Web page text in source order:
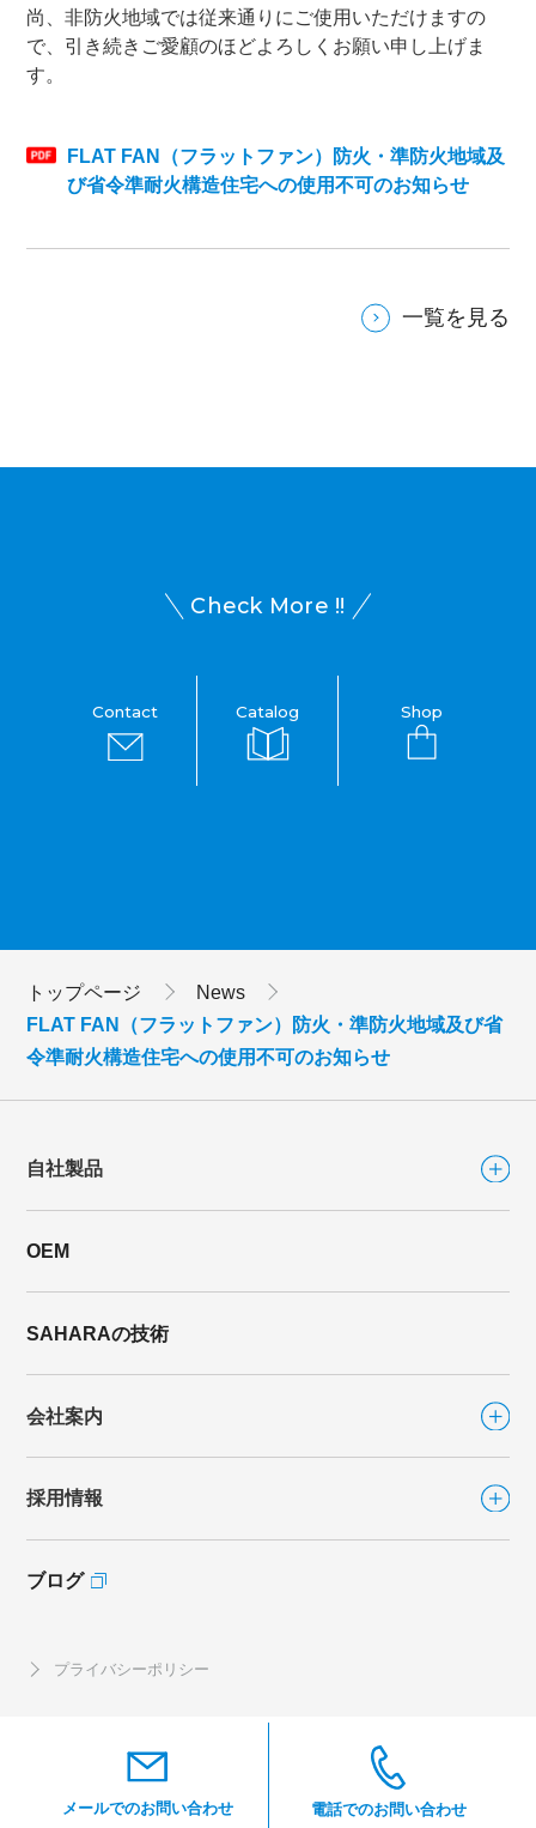
尚、非防火地域では従来通りにご使用いただけますの
で、引き続きご愛顧のほどよろしくお願い申し上げま
す。
FLAT FAN（フラットファン）防火・準防火地域及
び省令準耐火構造住宅への使用不可のお知らせ
一覧を見る
Check More !!
Contact Catalog Shop
トップページ
News
FLAT FAN（フラットファン）防火・準防火地域及び省
令準耐火構造住宅への使用不可のお知らせ
メールでのお問い合わせ 電話でのお問い合わせ
自社製品
自社製品TOP
シリーズから選ぶ
ブレスシリーズ
ルーバーブレス
湯快ルーバーブレス
OEM
SAHARAの技術
会社案内
会社案内TOP
社長あいさつ
沿革
採用情報
採用情報TOP
ブログ
プライバシーポリシー